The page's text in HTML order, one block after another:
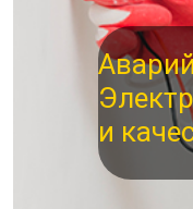
и